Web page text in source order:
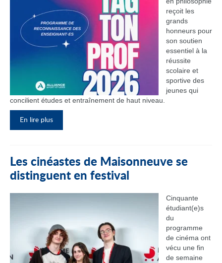
reçoit les
grands
honneurs pour
son soutien
essentiel à la
réussite
scolaire et
sportive des
jeunes qui
concilient études et entraînement de haut niveau.
En lire plus
Les cinéastes de Maisonneuve se
distinguent en festival
Cinquante
étudiant(e)s
du
programme
de cinéma ont
vécu une fin
de semaine